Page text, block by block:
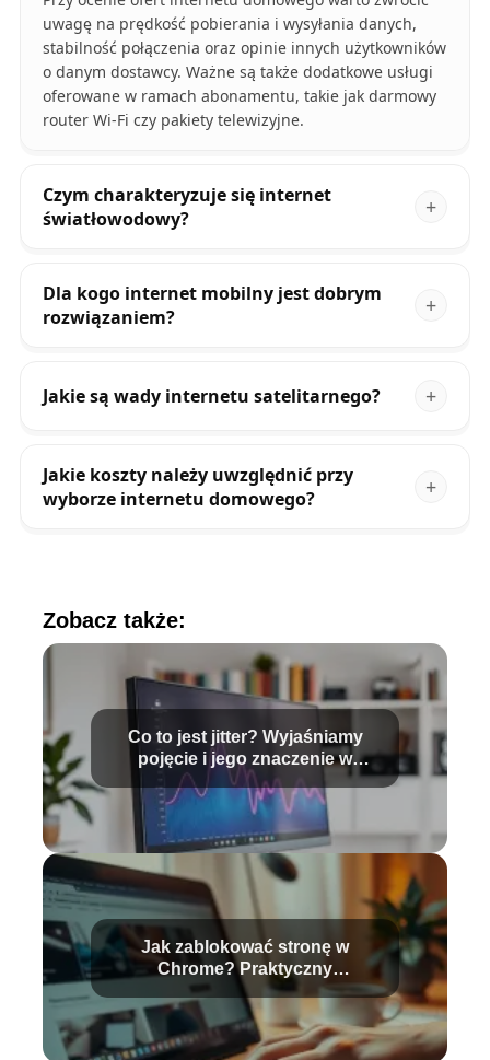
uwagę na prędkość pobierania i wysyłania danych,
stabilność połączenia oraz opinie innych użytkowników
o danym dostawcy. Ważne są także dodatkowe usługi
oferowane w ramach abonamentu, takie jak darmowy
router Wi-Fi czy pakiety telewizyjne.
Czym charakteryzuje się internet
światłowodowy?
Dla kogo internet mobilny jest dobrym
rozwiązaniem?
Jakie są wady internetu satelitarnego?
Jakie koszty należy uwzględnić przy
wyborze internetu domowego?
Zobacz także:
Co to jest jitter? Wyjaśniamy
pojęcie i jego znaczenie w
internecie
Jak zablokować stronę w
Chrome? Praktyczny
przewodnik krok po kroku